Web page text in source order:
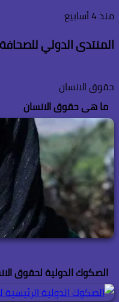
منذ 4 أسابيع
المنتدى الدولي
حقوق الانسان
ما هى حقوق الانسان
الصكوك الدولية لحقوق